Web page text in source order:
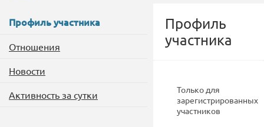
Профиль участника
Отношения
Новости
Активность за сутки
Профиль
участника
Только для
зарегистрированных
участников